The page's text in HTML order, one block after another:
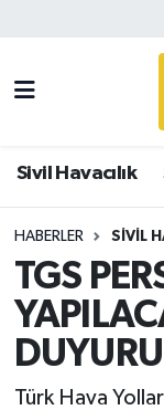
Sivil Havacılık
HABERLER SIVIL
TGS
Türk Hava